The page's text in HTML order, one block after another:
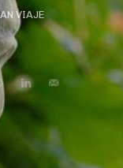
VIAJE